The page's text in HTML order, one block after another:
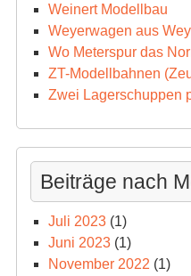
Weinert Modellbau
Weyerwagen aus
Wo Meterspur das
ZT-Modellbahnen
Zwei Lagerschuppen
Beiträge nach
Juli 2023(1)
Juni 2023(1)
November 2022 (1)